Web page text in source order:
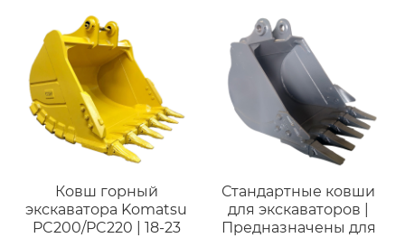
Ковш горный
экскаватора Komatsu
PC200/PC220 | 18-23
Стандартные ковши
для экскаваторов |
Предназначены для